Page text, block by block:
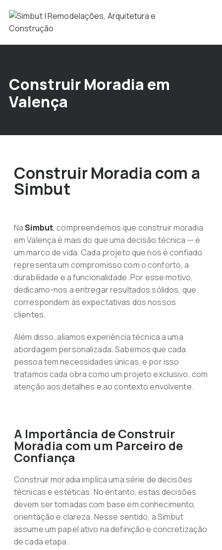
Construir Moradia em
Valença
Construir Moradia com a
Simbut
NaSimbut, compreendemos que construir moradia
em Valença é mais do que uma decisão técnica — é
um marco de vida. Cada projeto que nos é confiado
representa um compromisso com o conforto, a
durabilidade e a funcionalidade. Por esse motivo,
dedicamo-nos a entregar resultados sólidos, que
correspondem às expectativas dos nossos
clientes.
Além disso, aliamos experiência técnica a uma
abordagem personalizada. Sabemos que cada
pessoa tem necessidades únicas, e por isso
tratamos cada obra como um projeto exclusivo, com
atenção aos detalhes e ao contexto envolvente.
A Importância de Construir
Moradia com um Parceiro de
Confiança
Construir moradia implica uma série de decisões
técnicas e estéticas. No entanto, estas decisões
devem ser tomadas com base em conhecimento,
orientação e clareza. Nesse sentido, a Simbut
assume um papel ativo na definição e concretização
de cada etapa.